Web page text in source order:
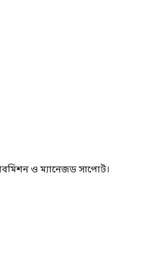
ও ম্যানেজড সাপোর্ট।